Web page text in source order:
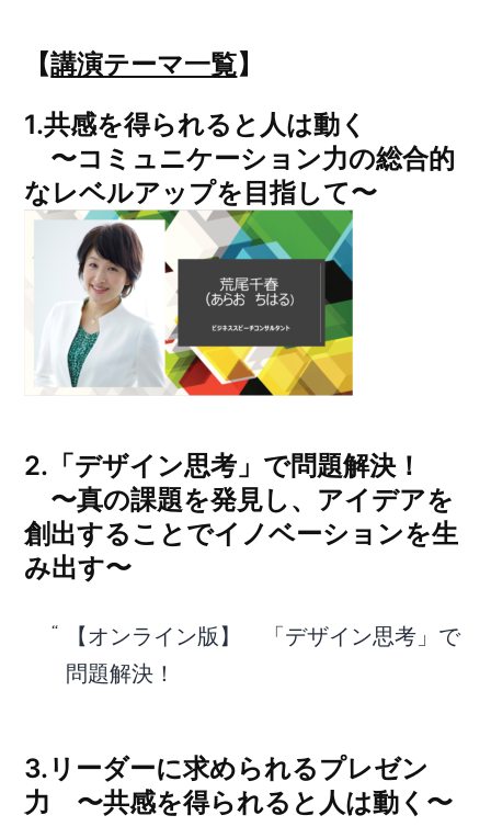
【講演テーマ一覧】
1.共感を得られると人は動く
〜コミュニケーション力の総合的
なレベルアップを目指して〜
2.「デザイン思考」で問題解決！
〜真の課題を発見し、アイデアを
創出することでイノベーションを生
み出す〜
【オンライン版】 「デザイン思考」で
問題解決！
3.リーダーに求められるプレゼン
力 〜共感を得られると人は動く〜